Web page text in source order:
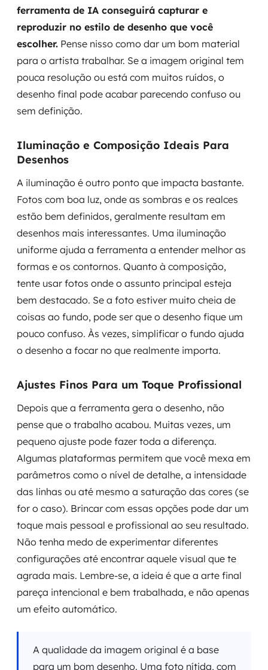
ferramenta de IA conseguirá capturar e
reproduzir no estilo de desenho que você
escolher. Pense nisso como dar um bom material
para o artista trabalhar. Se a imagem original tem
pouca resolução ou está com muitos ruídos, o
desenho final pode acabar parecendo confuso ou
sem definição.
Iluminação e Composição Ideais Para
Desenhos
A iluminação é outro ponto que impacta bastante.
Fotos com boa luz, onde as sombras e os realces
estão bem definidos, geralmente resultam em
desenhos mais interessantes. Uma iluminação
uniforme ajuda a ferramenta a entender melhor as
formas e os contornos. Quanto à composição,
tente usar fotos onde o assunto principal esteja
bem destacado. Se a foto estiver muito cheia de
coisas ao fundo, pode ser que o desenho fique um
pouco confuso. Às vezes, simplificar o fundo ajuda
o desenho a focar no que realmente importa.
Ajustes Finos Para um Toque Profissional
Depois que a ferramenta gera o desenho, não
pense que o trabalho acabou. Muitas vezes, um
pequeno ajuste pode fazer toda a diferença.
Algumas plataformas permitem que você mexa em
parâmetros como o nível de detalhe, a intensidade
das linhas ou até mesmo a saturação das cores (se
for o caso). Brincar com essas opções pode dar um
toque mais pessoal e profissional ao seu resultado.
Não tenha medo de experimentar diferentes
configurações até encontrar aquele visual que te
agrada mais. Lembre-se, a ideia é que a arte final
pareça intencional e bem trabalhada, e não apenas
um efeito automático.
A qualidade da imagem original é a base
para um bom desenho. Uma foto nítida, com